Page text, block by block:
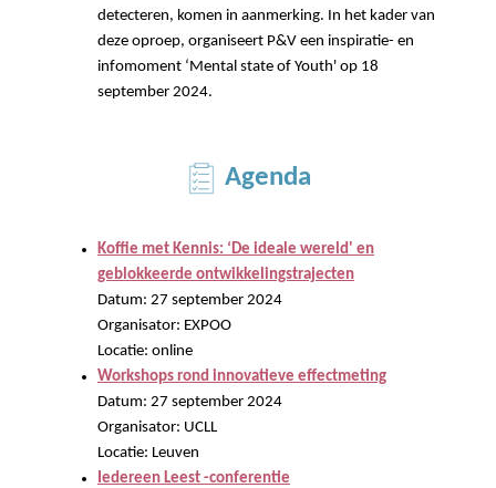
detecteren, komen in aanmerking. In het kader van
deze oproep, organiseert P&V een inspiratie- en
infomoment ‘Mental state of Youth' op 18
september 2024.
Agenda
Koffie met Kennis: ‘De ideale wereld' en
geblokkeerde ontwikkelingstrajecten
Datum: 27 september 2024
Organisator: EXPOO
Locatie: online
Workshops rond innovatieve effectmeting
Datum: 27 september 2024
Organisator: UCLL
Locatie: Leuven
Iedereen Leest -conferentie